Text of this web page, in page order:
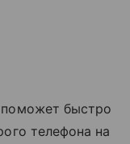
быстро
телефона на